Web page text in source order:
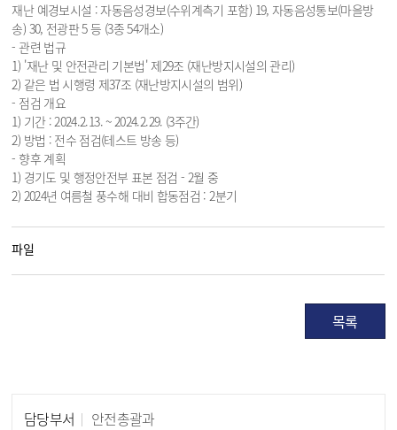
재난 예경보시설 : 자동음성경보(수위계측기 포함) 19, 자동음성통보(마을방
송) 30, 전광판 5 등 (3종 54개소)
- 관련 법규
1) '재난 및 안전관리 기본법' 제29조 (재난방지시설의 관리)
2) 같은 법 시행령 제37조 (재난방지시설의 범위)
- 점검 개요
1) 기간 : 2024.2.13. ~ 2024.2.29. (3주간)
2) 방법 : 전수 점검(테스트 방송 등)
- 향후 계획
1) 경기도 및 행정안전부 표본 점검 - 2월 중
2) 2024년 여름철 풍수해 대비 합동점검 : 2분기
파일
목록
담당부서
안전총괄과